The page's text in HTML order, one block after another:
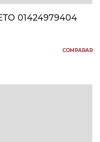
01424979404
COMPARAR